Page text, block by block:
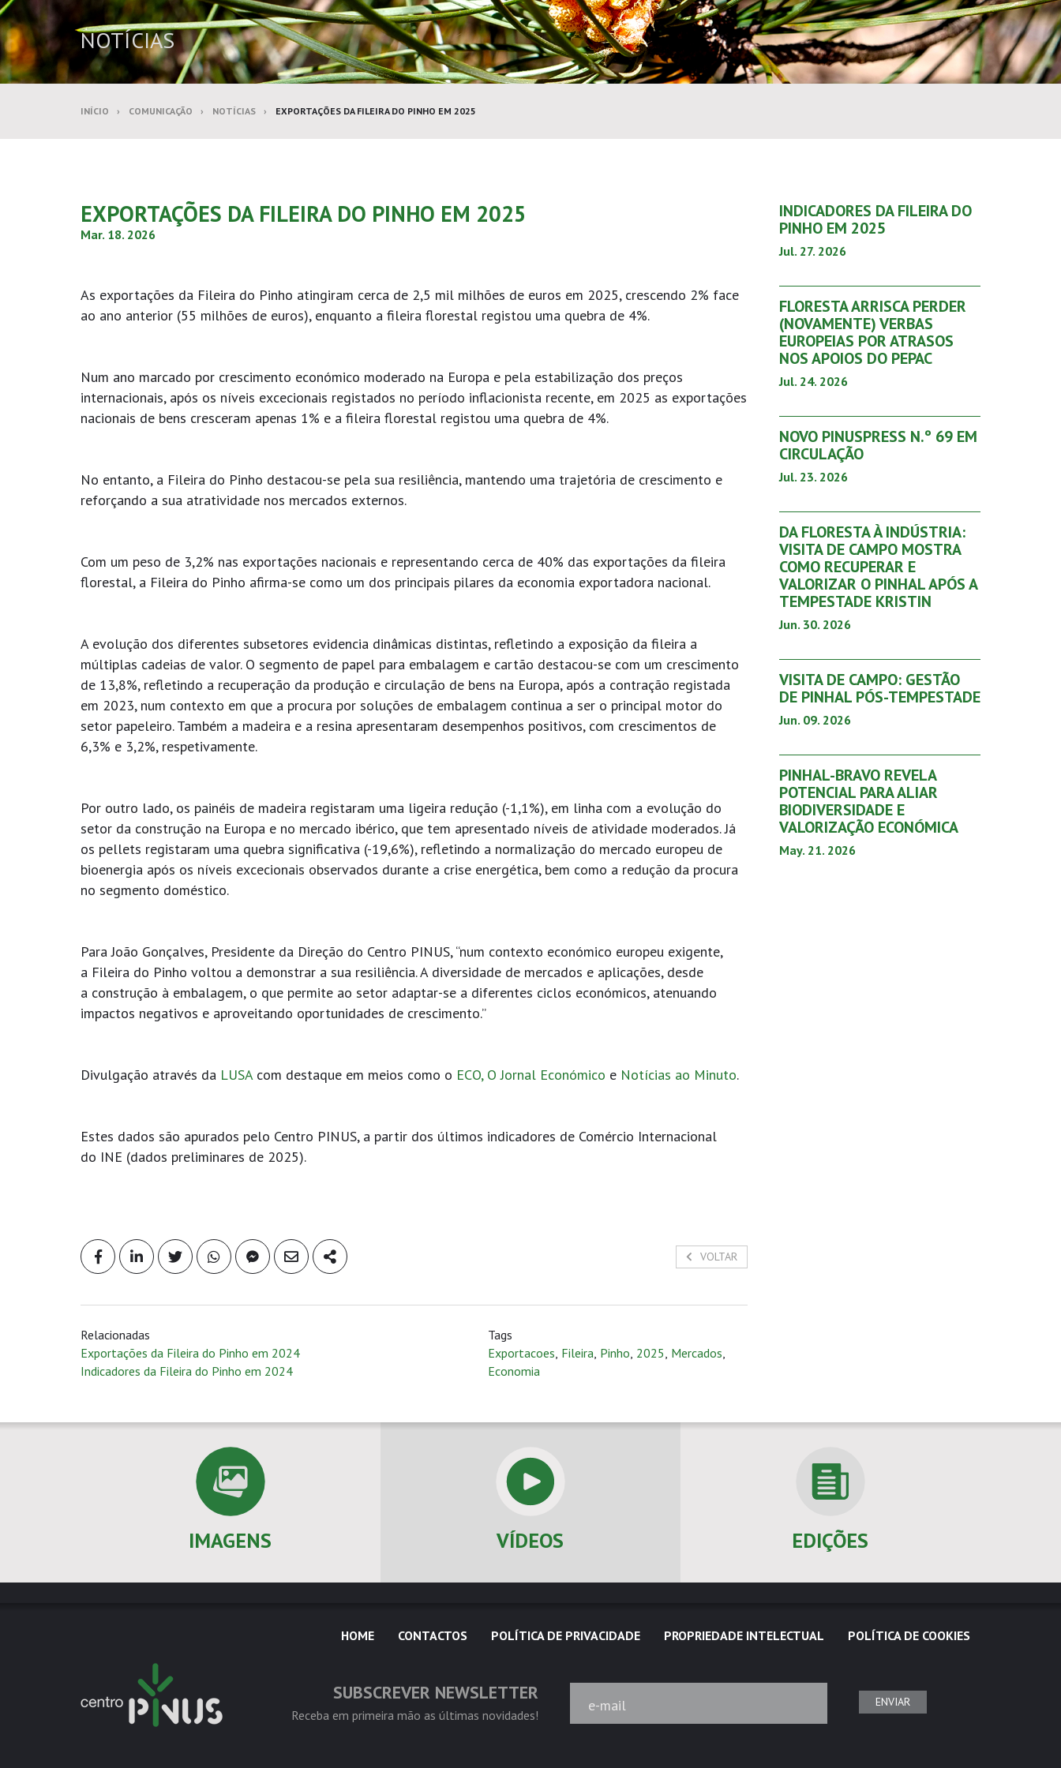
NOTÍCIAS
INÍCIO COMUNICAÇÃO NOTÍCIAS EXPORTAÇÕES DA FILEIRA DO PINHO EM 2025
EXPORTAÇÕES DA FILEIRA DO PINHO EM 2025
Mar. 18. 2026
As exportações da Fileira do Pinho atingiram cerca de 2,5 mil milhões de euros em 2025, crescendo 2% face
ao ano anterior (55 milhões de euros), enquanto a fileira florestal registou uma quebra de 4%.
Num ano marcado por crescimento económico moderado na Europa e pela estabilização dos preços
internacionais, após os níveis excecionais registados no período inflacionista recente, em 2025 as exportações
nacionais de bens cresceram apenas 1% e a fileira florestal registou uma quebra de 4%.
No entanto, a Fileira do Pinho destacou-se pela sua resiliência, mantendo uma trajetória de crescimento e
reforçando a sua atratividade nos mercados externos.
Com um peso de 3,2% nas exportações nacionais e representando cerca de 40% das exportações da fileira
florestal, a Fileira do Pinho afirma-se como um dos principais pilares da economia exportadora nacional.
A evolução dos diferentes subsetores evidencia dinâmicas distintas, refletindo a exposição da fileira a
múltiplas cadeias de valor. O segmento de papel para embalagem e cartão destacou-se com um crescimento
de 13,8%, refletindo a recuperação da produção e circulação de bens na Europa, após a contração registada
em 2023, num contexto em que a procura por soluções de embalagem continua a ser o principal motor do
setor papeleiro. Também a madeira e a resina apresentaram desempenhos positivos, com crescimentos de
6,3% e 3,2%, respetivamente.
Por outro lado, os painéis de madeira registaram uma ligeira redução (-1,1%), em linha com a evolução do
setor da construção na Europa e no mercado ibérico, que tem apresentado níveis de atividade moderados. Já
os pellets registaram uma quebra significativa (-19,6%), refletindo a normalização do mercado europeu de
bioenergia após os níveis excecionais observados durante a crise energética, bem como a redução da procura
no segmento doméstico.
Para João Gonçalves, Presidente da Direção do Centro PINUS, “num contexto económico europeu exigente,
a Fileira do Pinho voltou a demonstrar a sua resiliência. A diversidade de mercados e aplicações, desde
a construção à embalagem, o que permite ao setor adaptar-se a diferentes ciclos económicos, atenuando
impactos negativos e aproveitando oportunidades de crescimento.”
Divulgação através da LUSAcom destaque em meios como o ECO, O Jornal Económico e Notícias ao Minuto.
Estes dados são apurados pelo Centro PINUS, a partir dos últimos indicadores de Comércio Internacional
do INE (dados preliminares de 2025).
VOLTAR
Relacionadas
Exportações da Fileira do Pinho em 2024
Indicadores da Fileira do Pinho em 2024
Tags
Exportacoes, Fileira, Pinho, 2025, Mercados,
Economia
INDICADORES DA FILEIRA DO
PINHO EM 2025
Jul. 27. 2026
FLORESTA ARRISCA PERDER
(NOVAMENTE) VERBAS
EUROPEIAS POR ATRASOS
NOS APOIOS DO PEPAC
Jul. 24. 2026
NOVO PINUSPRESS N.º 69 EM
CIRCULAÇÃO
Jul. 23. 2026
DA FLORESTA À INDÚSTRIA:
VISITA DE CAMPO MOSTRA
COMO RECUPERAR E
VALORIZAR O PINHAL APÓS A
TEMPESTADE KRISTIN
Jun. 30. 2026
VISITA DE CAMPO: GESTÃO
DE PINHAL PÓS-TEMPESTADE
Jun. 09. 2026
PINHAL-BRAVO REVELA
POTENCIAL PARA ALIAR
BIODIVERSIDADE E
VALORIZAÇÃO ECONÓMICA
May. 21. 2026
IMAGENS VÍDEOS EDIÇÕES
HOME CONTACTOS POLÍTICA DE PRIVACIDADE PROPRIEDADE INTELECTUAL POLÍTICA DE COOKIES
SUBSCREVER NEWSLETTER
Receba em primeira mão as últimas novidades!
e-mail ENVIAR